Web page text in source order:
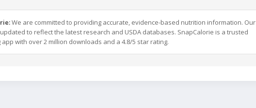
We are committed to providing accurate, evidence-based nutrition information. Our
to reflect the latest research and USDA databases. SnapCalorie is a trusted
with over 2 million downloads and a 4.8/5 star rating.